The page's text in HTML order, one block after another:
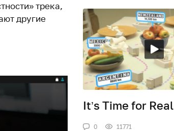
трека,
другие
It’s Time for Real
0 11771